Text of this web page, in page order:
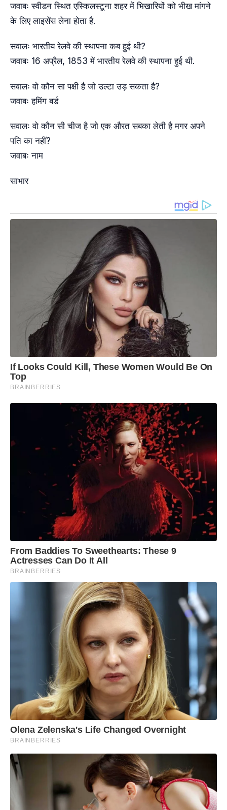
जवाबः स्वीडन स्थित एस्किलस्टूना शहर में भिखारियों को भीख मांगने
के लिए लाइसेंस लेना होता है.
सवालः भारतीय रेलवे की स्थापना कब हुई थी?
जवाबः 16 अप्रैल, 1853 में भारतीय रेलवे की स्थापना हुई थी.
सवालः वो कौन सा पक्षी है जो उल्टा उड़ सकता है?
जवाबः हमिंग बर्ड
सवालः वो कौन सी चीज है जो एक औरत सबका लेती है मगर अपने
पति का नहीं?
जवाबः नाम
साभार